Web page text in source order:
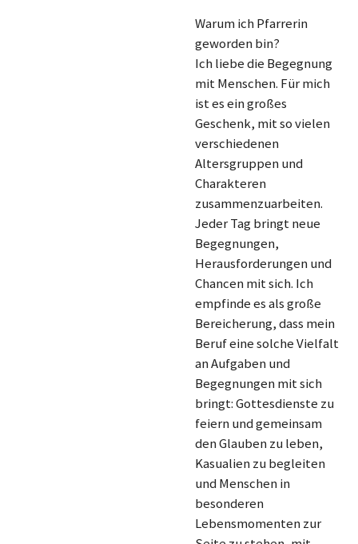
Warum ich Pfarrerin
geworden bin?
Ich liebe die Begegnung
mit Menschen. Für mich
ist es ein großes
Geschenk, mit so vielen
verschiedenen
Altersgruppen und
Charakteren
zusammenzuarbeiten.
Jeder Tag bringt neue
Begegnungen,
Herausforderungen und
Chancen mit sich. Ich
empfinde es als große
Bereicherung, dass mein
Beruf eine solche Vielfalt
an Aufgaben und
Begegnungen mit sich
bringt: Gottesdienste zu
feiern und gemeinsam
den Glauben zu leben,
Kasualien zu begleiten
und Menschen in
besonderen
Lebensmomenten zur